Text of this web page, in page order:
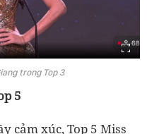
trong Top 3
5
cảm xúc, Top 5 Miss